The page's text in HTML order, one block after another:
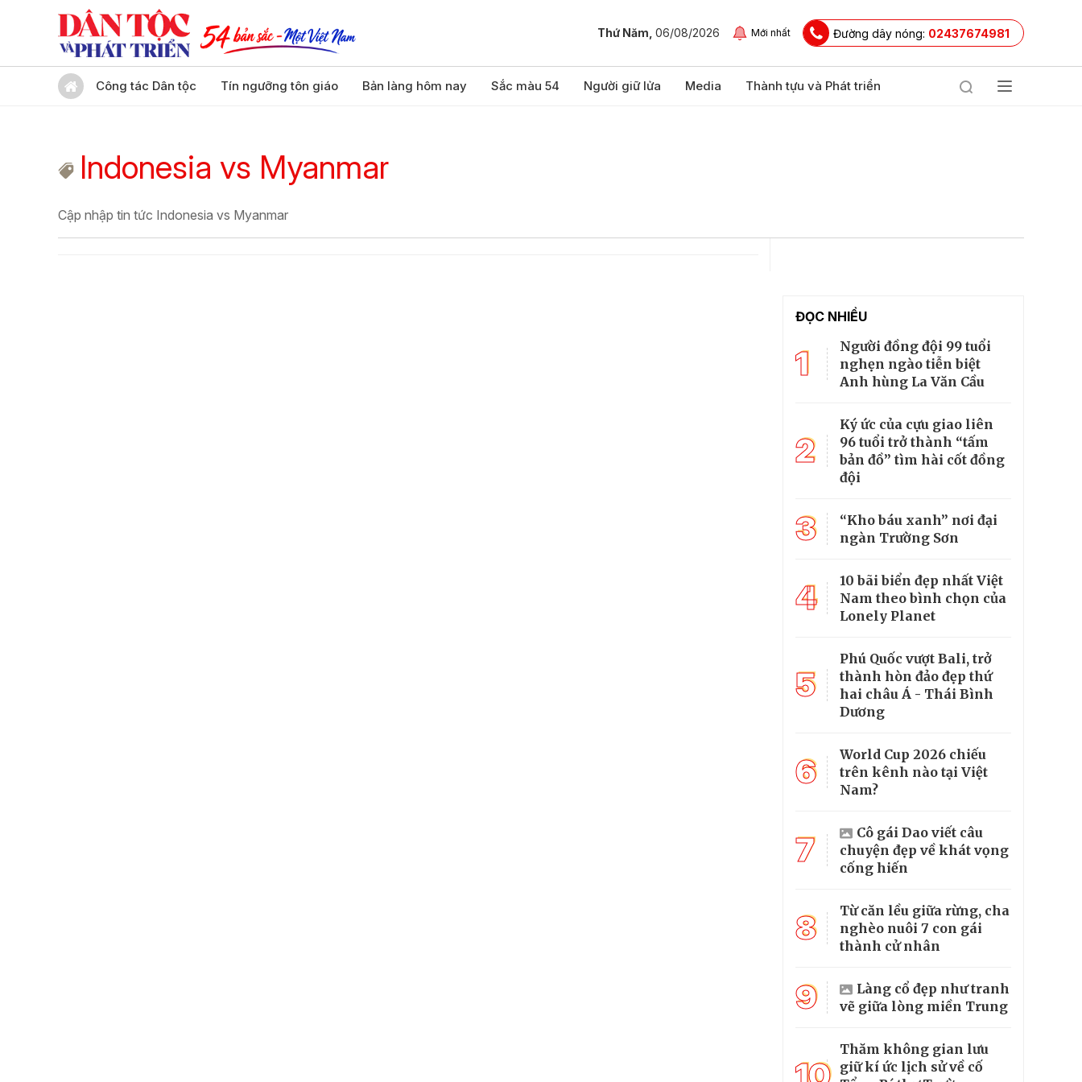
Thứ Năm, 06/08/2026 Mới nhất Đường dây nóng: 02437674981
Công tác Dân tộc Tín ngưỡng tôn giáo Bản làng hôm nay Sắc màu 54 Người giữ lửa Media Thành tựu và Phát triển
Indonesia vs Myanmar
Cập nhập tin tức Indonesia vs Myanmar
ĐỌC NHIỀU
1
Người đồng đội 99 tuổi
nghẹn ngào tiễn biệt
Anh hùng La Văn Cầu
2
Ký ức của cựu giao liên
96 tuổi trở thành “tấm
bản đồ” tìm hài cốt đồng
đội
3
“Kho báu xanh” nơi đại
ngàn Trường Sơn
4
10 bãi biển đẹp nhất Việt
Nam theo bình chọn của
Lonely Planet
5
Phú Quốc vượt Bali, trở
thành hòn đảo đẹp thứ
hai châu Á - Thái Bình
Dương
6
World Cup 2026 chiếu
trên kênh nào tại Việt
Nam?
7
Cô gái Dao viết câu
chuyện đẹp về khát vọng
cống hiến
8
Từ căn lều giữa rừng, cha
nghèo nuôi 7 con gái
thành cử nhân
9
Làng cổ đẹp như tranh
vẽ giữa lòng miền Trung
Thăm không gian lưu
giữ kí ức lịch sử về cố